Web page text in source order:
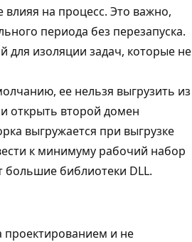
на процесс. Это важно,
периода без перезапуска.
изоляции задач, которые не
ее нельзя выгрузить из
открыть второй домен
выгружается при выгрузке
к минимуму рабочий набор
большие библиотеки DLL.
и не